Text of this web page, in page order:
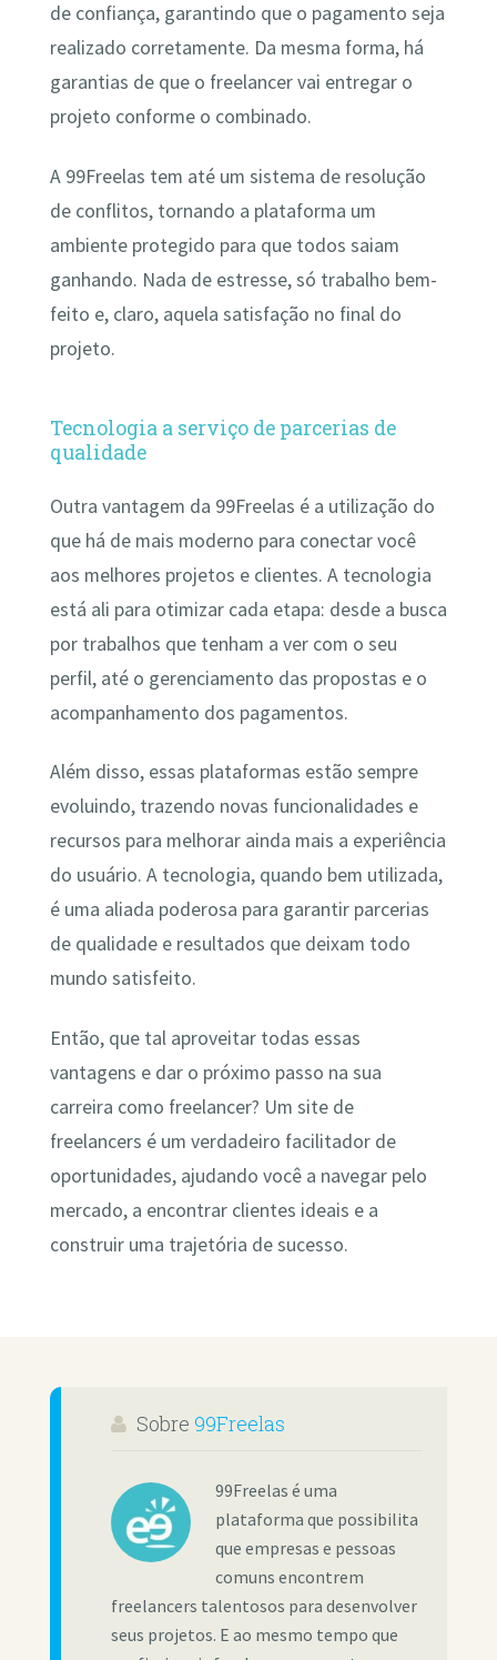
de confiança, garantindo que o pagamento seja
realizado corretamente. Da mesma forma, há
garantias de que o freelancer vai entregar o
projeto conforme o combinado.
A 99Freelas tem até um sistema de resolução
de conflitos, tornando a plataforma um
ambiente protegido para que todos saiam
ganhando. Nada de estresse, só trabalho bem-
feito e, claro, aquela satisfação no final do
projeto.
Tecnologia a serviço de parcerias de
qualidade
Outra vantagem da 99Freelas é a utilização do
que há de mais moderno para conectar você
aos melhores projetos e clientes. A tecnologia
está ali para otimizar cada etapa: desde a busca
por trabalhos que tenham a ver com o seu
perfil, até o gerenciamento das propostas e o
acompanhamento dos pagamentos.
Além disso, essas plataformas estão sempre
evoluindo, trazendo novas funcionalidades e
recursos para melhorar ainda mais a experiência
do usuário. A tecnologia, quando bem utilizada,
é uma aliada poderosa para garantir parcerias
de qualidade e resultados que deixam todo
mundo satisfeito.
Então, que tal aproveitar todas essas
vantagens e dar o próximo passo na sua
carreira como freelancer? Um site de
freelancers é um verdadeiro facilitador de
oportunidades, ajudando você a navegar pelo
mercado, a encontrar clientes ideais e a
construir uma trajetória de sucesso.
Sobre 99Freelas
99Freelas é uma
plataforma que possibilita
que empresas e pessoas
comuns encontrem
freelancers talentosos para desenvolver
seus projetos. E ao mesmo tempo que